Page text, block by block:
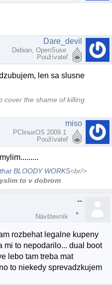
Dare_devil
Debian, OpenSuse
Používateľ
len sa slusne
cover the shame of killing
miso
PClinuxOS 2009.1
Používateľ
BLOODY WORKS<br/>
to v dobrom
--
Návštevník
rozbehat legalne kupeny
mi to nepodarilo... dual boot
lebo tam treba mat
to niekedy sprevadzkujem